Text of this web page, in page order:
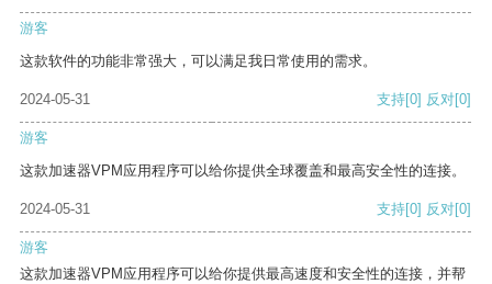
游客
这款软件的功能非常强大，可以满足我日常使用的需求。
2024-05-31 支持[0] 反对[0]
游客
这款加速器VPM应用程序可以给你提供全球覆盖和最高安全性的连接。
2024-05-31 支持[0] 反对[0]
游客
这款加速器VPM应用程序可以给你提供最高速度和安全性的连接，并帮